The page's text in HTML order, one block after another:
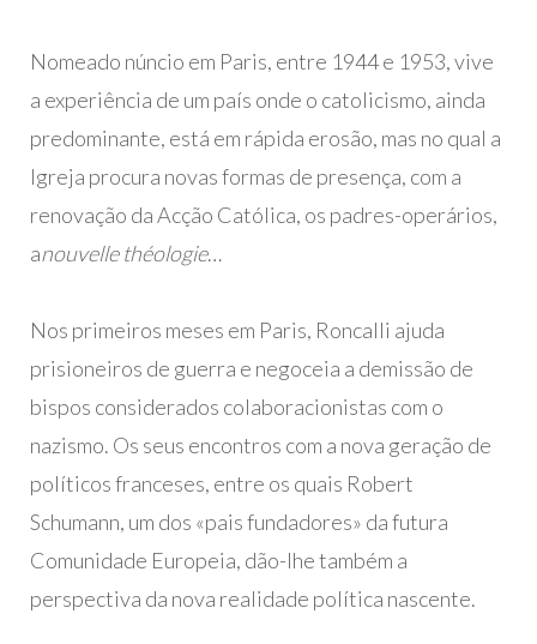
Nomeado núncio em Paris, entre 1944 e 1953, vive
a experiência de um país onde o catolicismo, ainda
predominante, está em rápida erosão, mas no qual a
Igreja procura novas formas de presença, com a
renovação da Acção Católica, os padres-operários,
anouvelle théologie…
Nos primeiros meses em Paris, Roncalli ajuda
prisioneiros de guerra e negoceia a demissão de
bispos considerados colaboracionistas com o
nazismo. Os seus encontros com a nova geração de
políticos franceses, entre os quais Robert
Schumann, um dos «pais fundadores» da futura
Comunidade Europeia, dão-lhe também a
perspectiva da nova realidade política nascente.